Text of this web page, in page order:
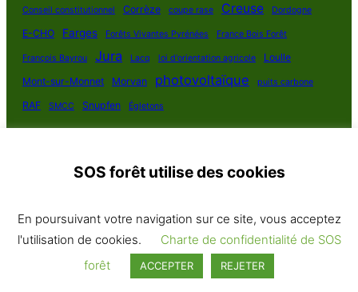
Conseil constitutionnel Corrèze coupe rase Creuse Dordogne
E-CHO Farges Forêts Vivantes Pyrénées France Bois Forêt
François Bayrou Jura Lacq loi d'orientation agricole
Loulle
Mont-sur-Monnet
Morvan photovoltaïque puits carbone
RAF SMCC Snupfen Égletons
SOS Forêt France 2025
Politique de confidentialité· Contact· Plan du site
Tous droits réservés
SOS forêt utilise des cookies
En poursuivant votre navigation sur ce site, vous acceptez
l'utilisation de cookies.
Charte de confidentialité de SOS
forêt
ACCEPTER REJETER